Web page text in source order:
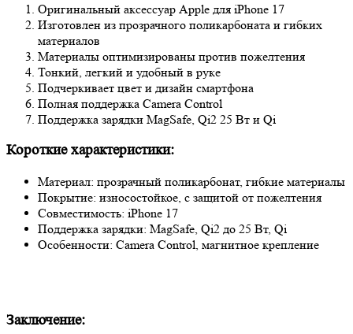
Оригинальный аксессуар Apple для iPhone 17
Изготовлен из прозрачного поликарбоната и гибких
материалов
Материалы оптимизированы против пожелтения
Тонкий, легкий и удобный в руке
Подчеркивает цвет и дизайн смартфона
Полная поддержка Camera Control
Поддержка зарядки MagSafe, Qi2 25 Вт и Qi
Короткие характеристики:
Материал: прозрачный поликарбонат, гибкие материалы
Покрытие: износостойкое, с защитой от пожелтения
Совместимость: iPhone 17
Поддержка зарядки: MagSafe, Qi2 до 25 Вт, Qi
Особенности: Camera Control, магнитное крепление
Заключение: